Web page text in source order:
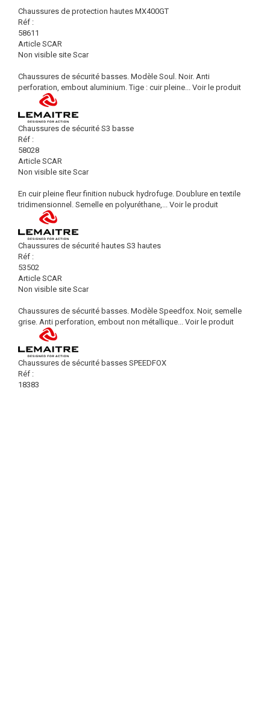
Chaussures de protection hautes MX400GT
Réf :
58611
Article SCAR
Non visible site Scar
Chaussures de sécurité basses. Modèle Soul. Noir. Anti
perforation, embout aluminium. Tige : cuir pleine... Voir le produit
Chaussures de sécurité S3 basse
Réf :
58028
Article SCAR
Non visible site Scar
En cuir pleine fleur finition nubuck hydrofuge. Doublure en textile
tridimensionnel. Semelle en polyuréthane,... Voir le produit
Chaussures de sécurité hautes S3 hautes
Réf :
53502
Article SCAR
Non visible site Scar
Chaussures de sécurité basses. Modèle Speedfox. Noir, semelle
grise. Anti perforation, embout non métallique... Voir le produit
Chaussures de sécurité basses SPEEDFOX
Réf :
18383